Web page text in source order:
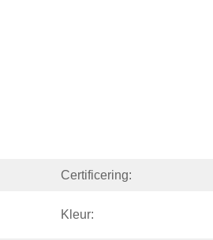
Certificering:
Kleur: